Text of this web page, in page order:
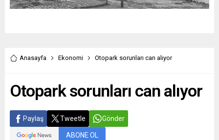
Anasayfa Ekonomi Otopark sorunları can alıyor
Otopark sorunları can alıyor
Paylaş Tweetle Gönder
ABONE OL